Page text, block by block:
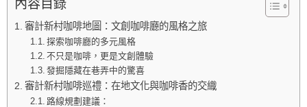
內容目錄
審計新村咖啡地圖：文創咖啡廳的風格之旅
探索咖啡廳的多元風格
不只是咖啡，更是文創體驗
發掘隱藏在巷弄中的驚喜
審計新村咖啡巡禮：在地文化與咖啡香的交織
路線規劃建議：